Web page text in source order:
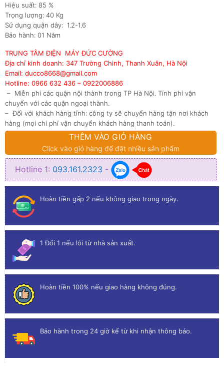
Hiệu suất: 85 %
Trọng lượng: 40 Kg
Sử dụng quận dây: 1.2-1.6
Bảo hành: 01 Năm
TRUNG TÂM ĐIỆN MÁY ĐỨC CƯỜNG
Địa chỉ kinh doanh: 347 Trường Chinh, Thanh Xuân, Hà Nội
Email: ducco8668@gmail.com
Hotline: 0966 632 436 – 0922006886
– Miễn phí các quận nội thành trong TP Hà Nội. Tính phí vận
chuyển với các quận ngoại thành.
– Đối với khách hàng tỉnh: công ty sẽ chuyển hàng tận nơi khách
hàng (mọi chi phí vận chuyển khách hàng thanh toán).
THÊM VÀO GIỎ HÀNG
Click vào giỏ hàng để đặt nhiều sản phẩm
Hotline 1: 093.161.2323 -
Hoàn tiền gấp 2 nếu không giao trong ngày.
1 Đổi 1 nếu lỗi từ nhà sản xuất.
Hoàn tiền 100% nếu giao hàng không đúng.
Bảo hành trong 24 giờ kể từ khi nhận thông báo.